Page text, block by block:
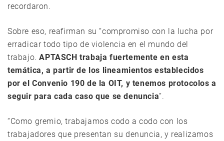
recordaron.
Sobre eso, reafirman su “compromiso con la lucha por
erradicar todo tipo de violencia en el mundo del
trabajo.APTASCH trabaja fuertemente en esta
temática, a partir de los lineamientos establecidos
por el Convenio 190 de la OIT, y tenemos protocolos a
seguir para cada caso que se denuncia”.
“Como gremio, trabajamos codo a codo con los
trabajadores que presentan su denuncia, y realizamos